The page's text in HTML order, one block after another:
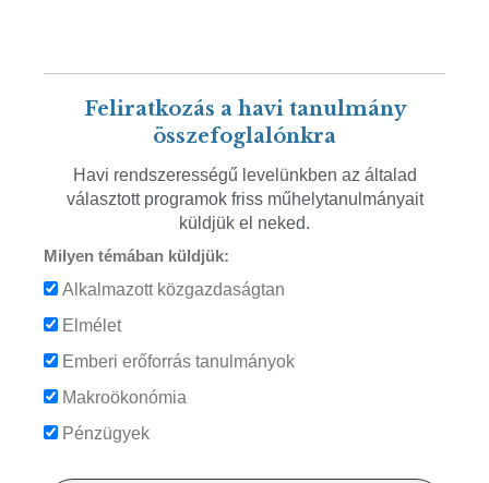
Feliratkozás a havi tanulmány
összefoglalónkra
Havi rendszerességű levelünkben az általad
választott programok friss műhelytanulmányait
küldjük el neked.
Milyen témában küldjük:
Alkalmazott közgazdaságtan
Elmélet
Emberi erőforrás tanulmányok
Makroökonómia
Pénzügyek